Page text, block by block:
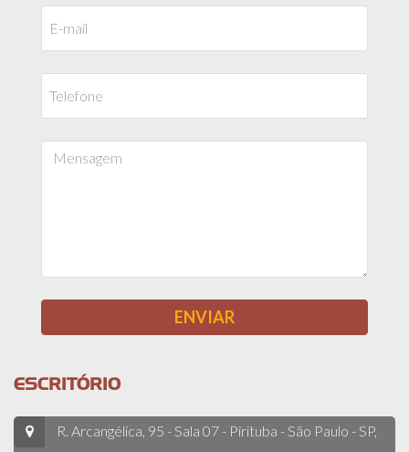
ESCRITÓRIO
R. Arcangélica, 95 - Sala 07 - Pirituba - São Paulo - SP,